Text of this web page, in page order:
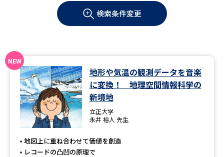
学部・学科パンフ
過去問題集
大学・短大以外の資料から請求
専門学校の資料請求 大学院の資料請求
留学・進学関連、塾・予備校
大学入学共通テスト「受験案
検索条件変更
地形や気温の観測データを音楽
に変換！ 地理空間情報科学の
新境地
立正大学
永井 裕人 先生
地図上に重ね合わせて価値を創造
レコードの凸凹の原理で